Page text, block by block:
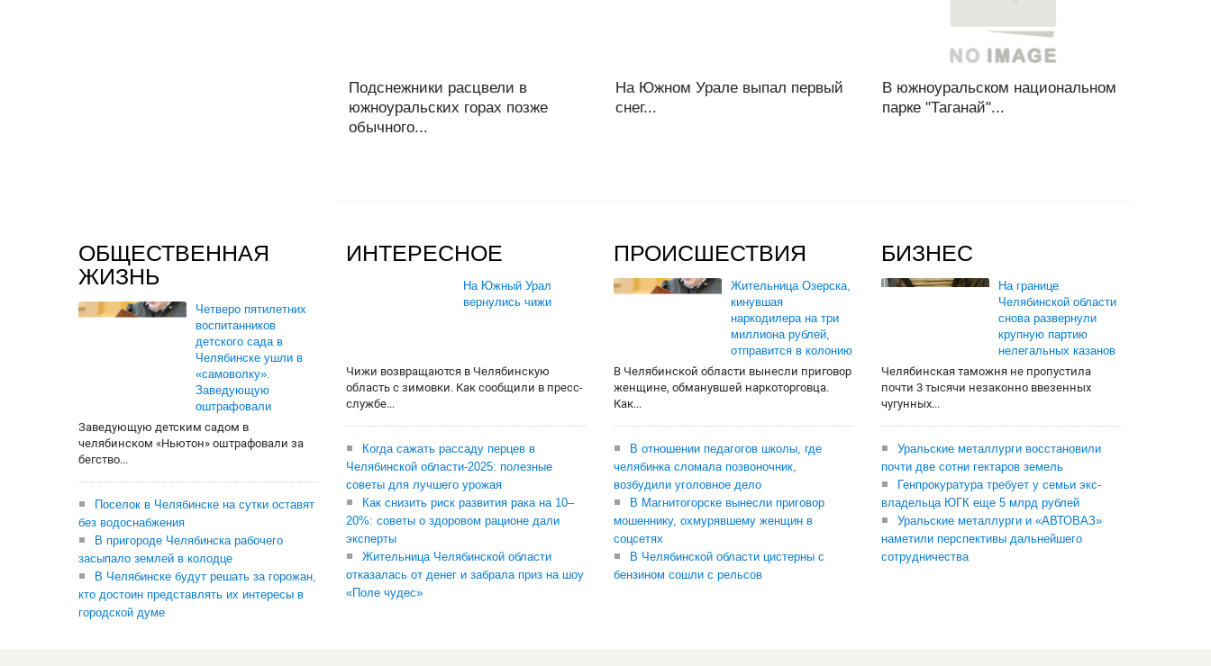
Подснежники расцвели в
южноуральских горах позже
обычного...
На Южном Урале выпал первый
снег...
В южноуральском национальном
парке "Таганай"...
ОБЩЕСТВЕННАЯ
ЖИЗНЬ
Четверо пятилетних
воспитанников
детского сада в
Челябинске ушли в
«самоволку».
Заведующую
оштрафовали
Заведующую детским садом в
челябинском «Ньютон» оштрафовали за
бегство...
Поселок в Челябинске на сутки оставят
без водоснабжения
В пригороде Челябинска рабочего
засыпало землей в колодце
В Челябинске будут решать за горожан,
кто достоин представлять их интересы в
городской думе
ИНТЕРЕСНОЕ
На Южный Урал
вернулись чижи
Чижи возвращаются в Челябинскую
область с зимовки. Как сообщили в пресс-
службе...
Когда сажать рассаду перцев в
Челябинской области-2025: полезные
советы для лучшего урожая
Как снизить риск развития рака на 10–
20%: советы о здоровом рационе дали
эксперты
Жительница Челябинской области
отказалась от денег и забрала приз на шоу
«Поле чудес»
ПРОИСШЕСТВИЯ
Жительница Озерска,
кинувшая
наркодилера на три
миллиона рублей,
отправится в колонию
В Челябинской области вынесли приговор
женщине, обманувшей наркоторговца.
Как...
В отношении педагогов школы, где
челябинка сломала позвоночник,
возбудили уголовное дело
В Магнитогорске вынесли приговор
мошеннику, охмурявшему женщин в
соцсетях
В Челябинской области цистерны с
бензином сошли с рельсов
БИЗНЕС
На границе
Челябинской области
снова развернули
крупную партию
нелегальных казанов
Челябинская таможня не пропустила
почти 3 тысячи незаконно ввезенных
чугунных...
Уральские металлурги восстановили
почти две сотни гектаров земель
Генпрокуратура требует у семьи экс-
владельца ЮГК еще 5 млрд рублей
Уральские металлурги и «АВТОВАЗ»
наметили перспективы дальнейшего
сотрудничества